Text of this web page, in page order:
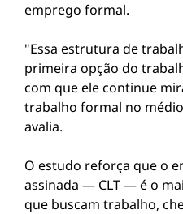
emprego formal.
"Essa estrutura de
primeira opção do
com que ele continue
trabalho formal no
avalia.
O estudo reforça que o
assinada — CLT — é o
que buscam trabalho,